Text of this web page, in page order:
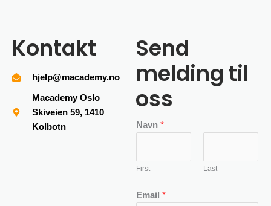
Kontakt
hjelp@macademy.no
Macademy Oslo
Skiveien 59, 1410
Kolbotn
Send
melding til
oss
Navn *
First Last
Email *